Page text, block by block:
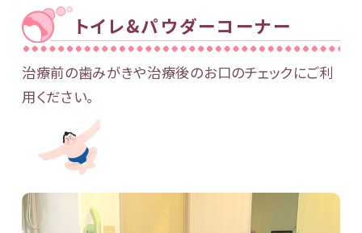
トイレ&パウダーコーナー
治療前の歯みがきや治療後のお口のチェックにご利
用ください。